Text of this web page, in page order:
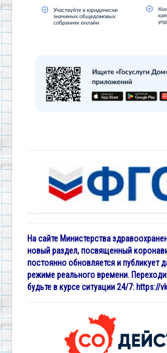
На сайте Министерства
новый раздел, посвященный
постоянно обновляется и публикует
режиме реального времени.
будьте в курсе ситуации 24/7: https://